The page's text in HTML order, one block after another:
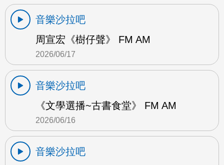
音樂沙拉吧
周宣宏《樹仔聲》 FM AM
2026/06/17
音樂沙拉吧
《文學選播~古書食堂》 FM AM
2026/06/16
音樂沙拉吧